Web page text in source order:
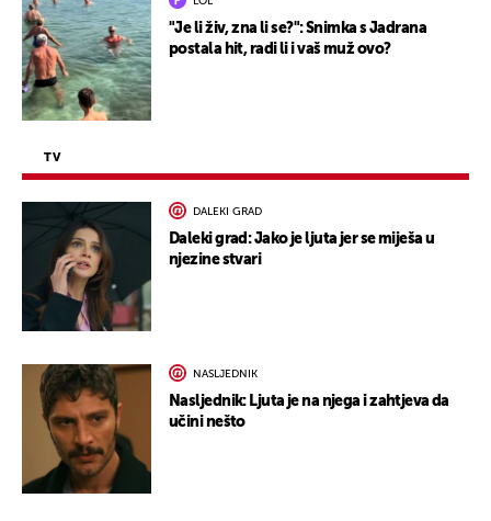
"Je li živ, zna li se?": Snimka s Jadrana
postala hit, radi li i vaš muž ovo?
TV
DALEKI GRAD
Daleki grad: Jako je ljuta jer se miješa u
njezine stvari
NASLJEDNIK
Nasljednik: Ljuta je na njega i zahtjeva da
učini nešto